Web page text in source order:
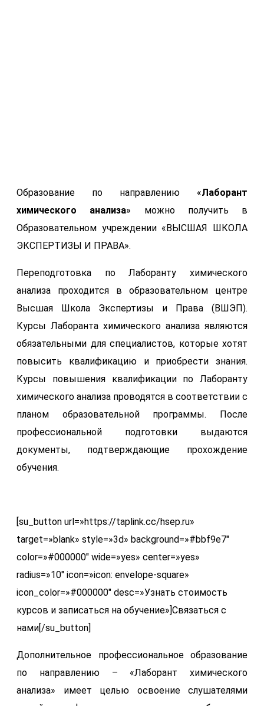
Образование по направлению «Лаборант
химического анализа» можно получить в
Образовательном учреждении «ВЫСШАЯ ШКОЛА
ЭКСПЕРТИЗЫ И ПРАВА».
Переподготовка по Лаборанту химического
анализа проходится в образовательном центре
Высшая Школа Экспертизы и Права (ВШЭП).
Курсы Лаборанта химического анализа являются
обязательными для специалистов, которые хотят
повысить квалификацию и приобрести знания.
Курсы повышения квалификации по Лаборанту
химического анализа проводятся в соответствии с
планом образовательной программы. После
профессиональной подготовки выдаются
документы, подтверждающие прохождение
обучения.
[su_button url=»https://taplink.cc/hsep.ru»
target=»blank» style=»3d» background=»#bbf9e7″
color=»#000000″ wide=»yes» center=»yes»
radius=»10″ icon=»icon: envelope-square»
icon_color=»#000000″ desc=»Узнать стоимость
курсов и записаться на обучение»]Связаться с
нами[/su_button]
Дополнительное профессиональное образование
по направлению – «Лаборант химического
анализа» имеет целью освоение слушателями